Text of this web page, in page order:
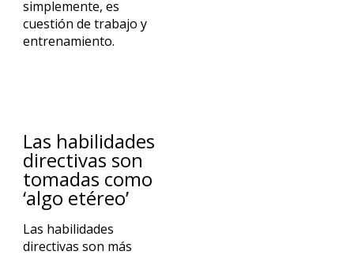
simplemente, es
cuestión de trabajo y
entrenamiento.
Las habilidades
directivas son
tomadas como
‘algo etéreo’
Las habilidades
directivas son más